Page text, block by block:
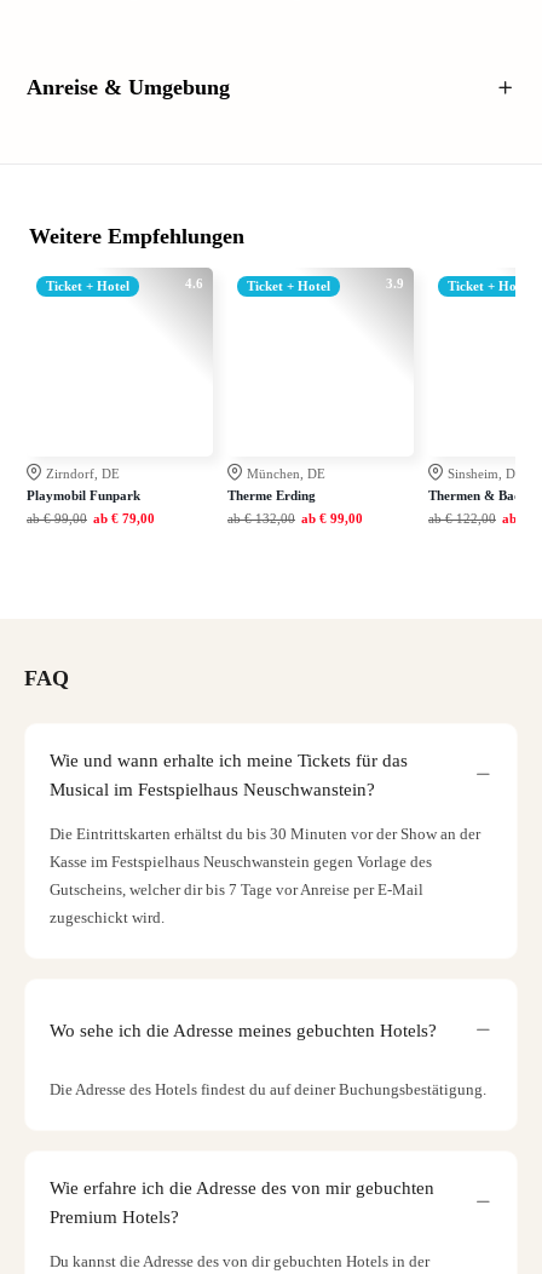
Anreise & Umgebung
Weitere Empfehlungen
4.6
Ticket + Hotel
Zirndorf, DE
Playmobil Funpark
ab € 99,00 ab € 79,00
3.9
Ticket + Hotel
München, DE
Therme Erding
ab € 132,00 ab € 99,00
Ticket + Hotel
Sinsheim, DE
Thermen &
ab € 122,00 ab
FAQ
Wie und wann erhalte ich meine Tickets für das
Musical im Festspielhaus Neuschwanstein?
Die Eintrittskarten erhältst du bis 30 Minuten vor der Show an der
Kasse im Festspielhaus Neuschwanstein gegen Vorlage des
Gutscheins, welcher dir bis 7 Tage vor Anreise per E-Mail
zugeschickt wird.
Wo sehe ich die Adresse meines gebuchten Hotels?
Die Adresse des Hotels findest du auf deiner Buchungsbestätigung.
Wie erfahre ich die Adresse des von mir gebuchten
Premium Hotels?
Du kannst die Adresse des von dir gebuchten Hotels in der